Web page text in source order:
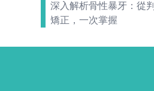
深入解析骨性暴牙：從
矯正，一次掌握